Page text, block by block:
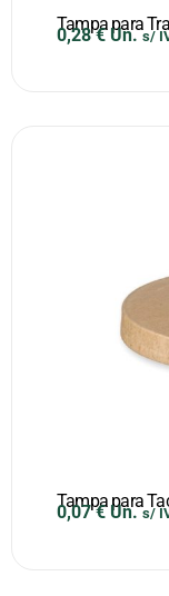
Tampa para
0,28€ Un. s/
Tampa para
0,07€ Un. s/